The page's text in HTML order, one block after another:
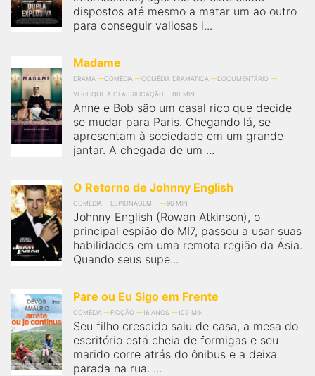
dispostos até mesmo a matar um ao outro
para conseguir valiosas i...
Madame
DRAMA COMÉDIA COMÉDIA DRAMÁTICA
DOCUMENTÁRIO
VERIFIQUE A CLASSIFICAÇÃO
80 MIN
Anne e Bob são um casal rico que decide
se mudar para Paris. Chegando lá, se
apresentam à sociedade em um grande
jantar. A chegada de um ...
O Retorno de Johnny English
COMÉDIA ESPIONAGEM 96 MIN
Johnny English (Rowan Atkinson), o
principal espião do MI7, passou a usar suas
habilidades em uma remota região da Ásia.
Quando seus supe...
Pare ou Eu Sigo em Frente
COMÉDIA FICÇÃO 16 ANOS 102 MIN
Seu filho crescido saiu de casa, a mesa do
escritório está cheia de formigas e seu
marido corre atrás do ônibus e a deixa
parada na rua. ...